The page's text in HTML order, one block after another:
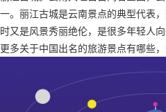
一。丽江古城是云南景点的典型代表
时又是风景秀丽绝伦，是很多年轻人向
更多关于中国出名的旅游景点有哪些